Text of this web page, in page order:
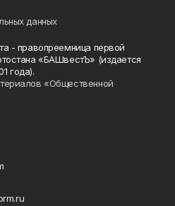
данных
- правопреемница первой
«БАШвестЪ» (издается
года).
«Общественной